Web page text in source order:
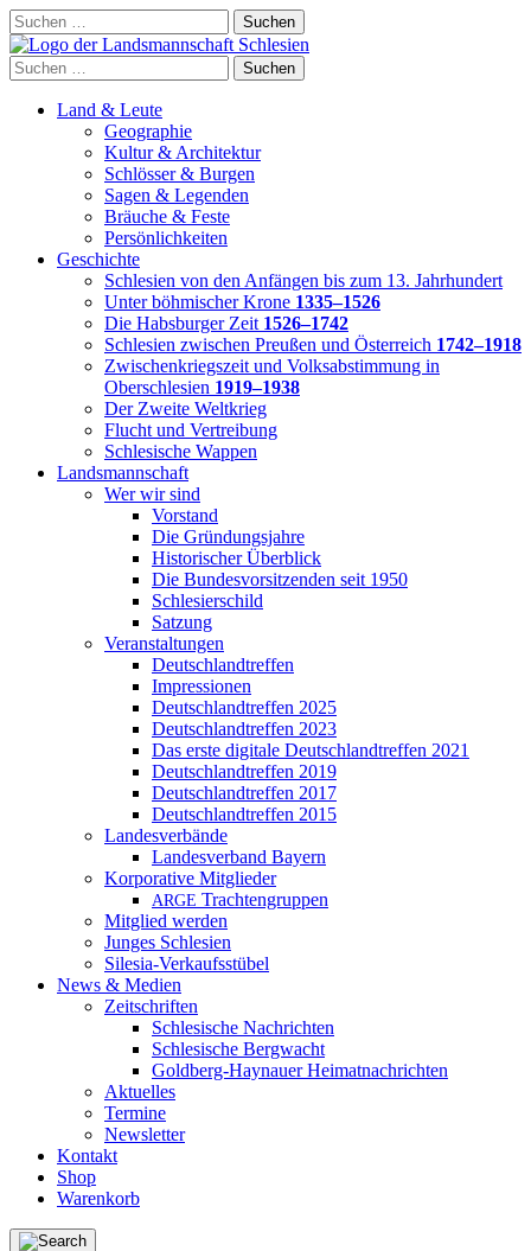
Skip
to
content
Suchen
nach:
Suchen
nach:
Land & Leute
Geographie
Kultur & Architektur
Schlösser & Burgen
Sagen & Legenden
Bräuche & Feste
Persönlichkeiten
Geschichte
Schlesien von den Anfängen bis zum 13. Jahrhundert
Unter böhmischer Krone 1335–1526
Die Habsburger Zeit 1526–1742
Schlesien zwischen Preußen und Österreich 1742–1918
Zwischenkriegszeit und Volksabstimmung in
Oberschlesien 1919–1938
Der Zweite Weltkrieg
Flucht und Vertreibung
Schlesische Wappen
Landsmannschaft
Wer wir sind
Vorstand
Die Gründungsjahre
Historischer Überblick
Die Bundesvorsitzenden seit 1950
Schlesierschild
Satzung
Veranstaltungen
Deutschlandtreffen
Impressionen
Deutschlandtreffen 2025
Deutschlandtreffen 2023
Das erste digitale Deutschlandtreffen 2021
Deutschlandtreffen 2019
Deutschlandtreffen 2017
Deutschlandtreffen 2015
Landesverbände
Landesverband Bayern
Korporative Mitglieder
ARGE Trachtengruppen
Mitglied werden
Junges Schlesien
Silesia-Verkaufsstübel
News & Medien
Zeitschriften
Schlesische Nachrichten
Schlesische Bergwacht
Goldberg-Haynauer Heimatnachrichten
Aktuelles
Termine
Newsletter
Kontakt
Shop
Warenkorb